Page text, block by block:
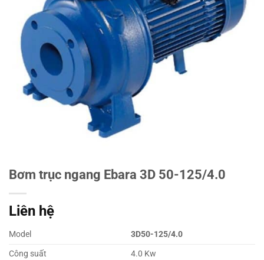
Bơm trục ngang Ebara 3D 50-125/4.0
Liên hệ
Model
3D50-125/4.0
Công suất
4.0 Kw